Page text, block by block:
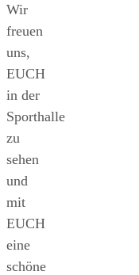
Wir
freuen
uns,
EUCH
in der
Sporthalle
zu
sehen
und
mit
EUCH
eine
schöne